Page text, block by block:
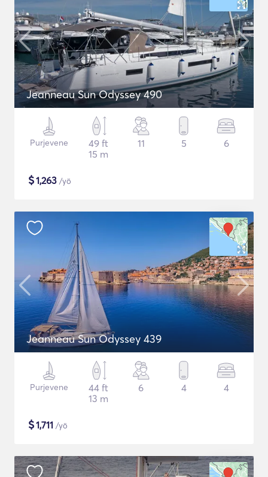
Jeanneau Sun Odyssey 490
Purjevene
49 ft
15 m
11 5 6
$1,263 /yö
Jeanneau Sun Odyssey 439
Purjevene
44 ft
13 m
6 4 4
$1,711 /yö